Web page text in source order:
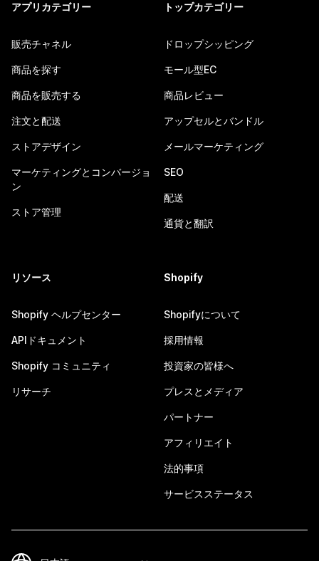
アプリカテゴリー
販売チャネル
商品を探す
商品を販売する
注文と配送
ストアデザイン
マーケティングとコンバージョ
ン
ストア管理
トップカテゴリー
ドロップシッピング
モール型EC
商品レビュー
アップセルとバンドル
メールマーケティング
SEO
配送
通貨と翻訳
リソース
Shopify ヘルプセンター
APIドキュメント
Shopify コミュニティ
リサーチ
Shopify
Shopifyについて
採用情報
投資家の皆様へ
プレスとメディア
パートナー
アフィリエイト
法的事項
サービスステータス